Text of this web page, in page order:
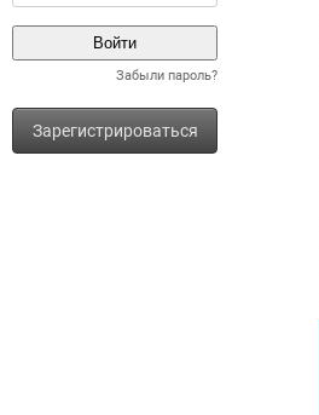
Забыли пароль?
Зарегистрироваться